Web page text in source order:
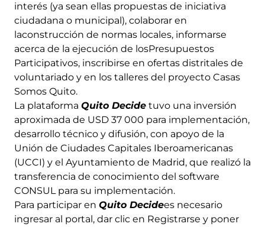
interés (ya sean ellas propuestas de iniciativa
ciudadana o municipal), colaborar en
laconstrucción de normas locales, informarse
acerca de la ejecución de losPresupuestos
Participativos, inscribirse en ofertas distritales de
voluntariado y en los talleres del proyecto Casas
Somos Quito.
La plataforma Quito Decide tuvo una inversión
aproximada de USD 37 000 para implementación,
desarrollo técnico y difusión, con apoyo de la
Unión de Ciudades Capitales Iberoamericanas
(UCCI) y el Ayuntamiento de Madrid, que realizó la
transferencia de conocimiento del software
CONSUL para su implementación.
Para participar en Quito Decidees necesario
ingresar al portal, dar clic en Registrarse y poner